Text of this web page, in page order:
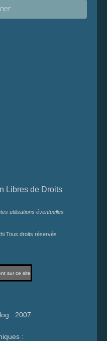
Libres de Droits
utilisations éventuelles
Tous droits réservés
sur ce site
: 2007
: